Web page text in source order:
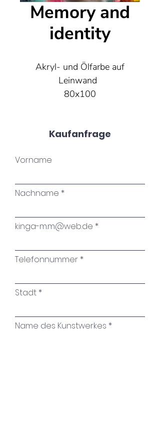
Memory and
identity
Akryl- und Ölfarbe auf
Leinwand
80x100
Kaufanfrage
Vorname
Nachname
kinga-m.m@web.de
Telefonnummer
Stadt
Name des Kunstwerkes